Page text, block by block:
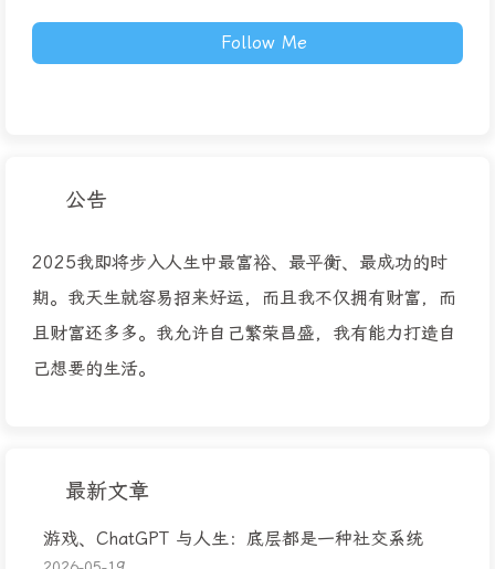
Follow Me
公告
2025我即将步入人生中最富裕、最平衡、最成功的时
期。我天生就容易招来好运，而且我不仅拥有财富，而
且财富还多多。我允许自己繁荣昌盛，我有能力打造自
己想要的生活。
最新文章
游戏、ChatGPT 与人生：底层都是一种社交系统